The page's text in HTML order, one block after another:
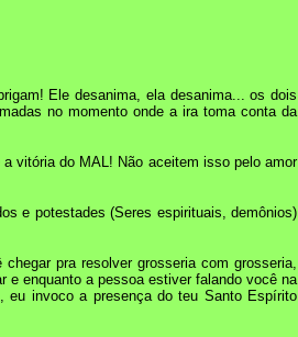
Ele desanima, ela desanima... os dois
no momento onde a ira toma conta da
vitória do MAL! Não aceitem isso pelo amor
e potestades (Seres espirituais, demônios)
pra resolver grosseria com grosseria,
enquanto a pessoa estiver falando você na
eu invoco a presença do teu Santo Espírito